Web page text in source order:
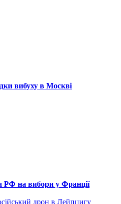
вибуху в Москві
РФ на вибори у Франції
дрон в Лейпцигу